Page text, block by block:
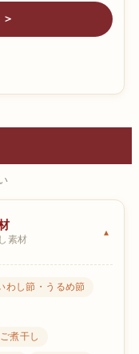
素材
わし節・うるめ節
煮干し